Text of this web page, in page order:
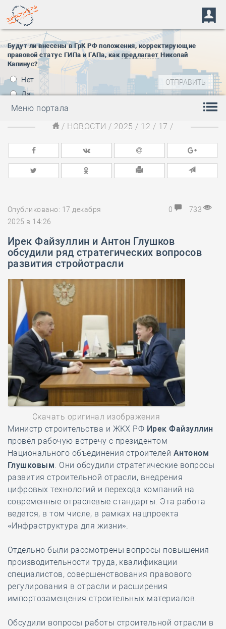
Будут ли внесены в ГрК РФ положения, корректирующие
правовой статус ГИПа и ГАПа, как предлагает Николай
Капинус?
Нет
Да
Меню портала
/ НОВОСТИ / 2025 / 12 / 17 /
Опубликовано: 17 декабря
2025 в 14:26
0 733
Ирек Файзуллин и Антон Глушков
обсудили ряд стратегических вопросов
развития стройотрасли
Скачать оригинал изображения
Министр строительства и ЖКХ РФ Ирек Файзуллин
провёл рабочую встречу с президентом
Национального объединения строителей Антоном
Глушковым . Они обсудили стратегические вопросы
развития строительной отрасли, внедрения
цифровых технологий и перехода компаний на
современные отраслевые стандарты. Эта работа
ведется, в том числе, в рамках нацпроекта
«Инфраструктура для жизни».
Отдельно были рассмотрены вопросы повышения
производительности труда, квалификации
специалистов, совершенствования правового
регулирования в отрасли и расширения
импортозамещения строительных материалов.
Обсудили вопросы работы строительной отрасли в